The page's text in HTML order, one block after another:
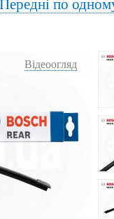
Передні по
Відеоогляд